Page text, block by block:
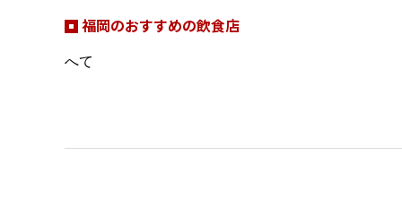
福岡のおすすめの飲食店
へて